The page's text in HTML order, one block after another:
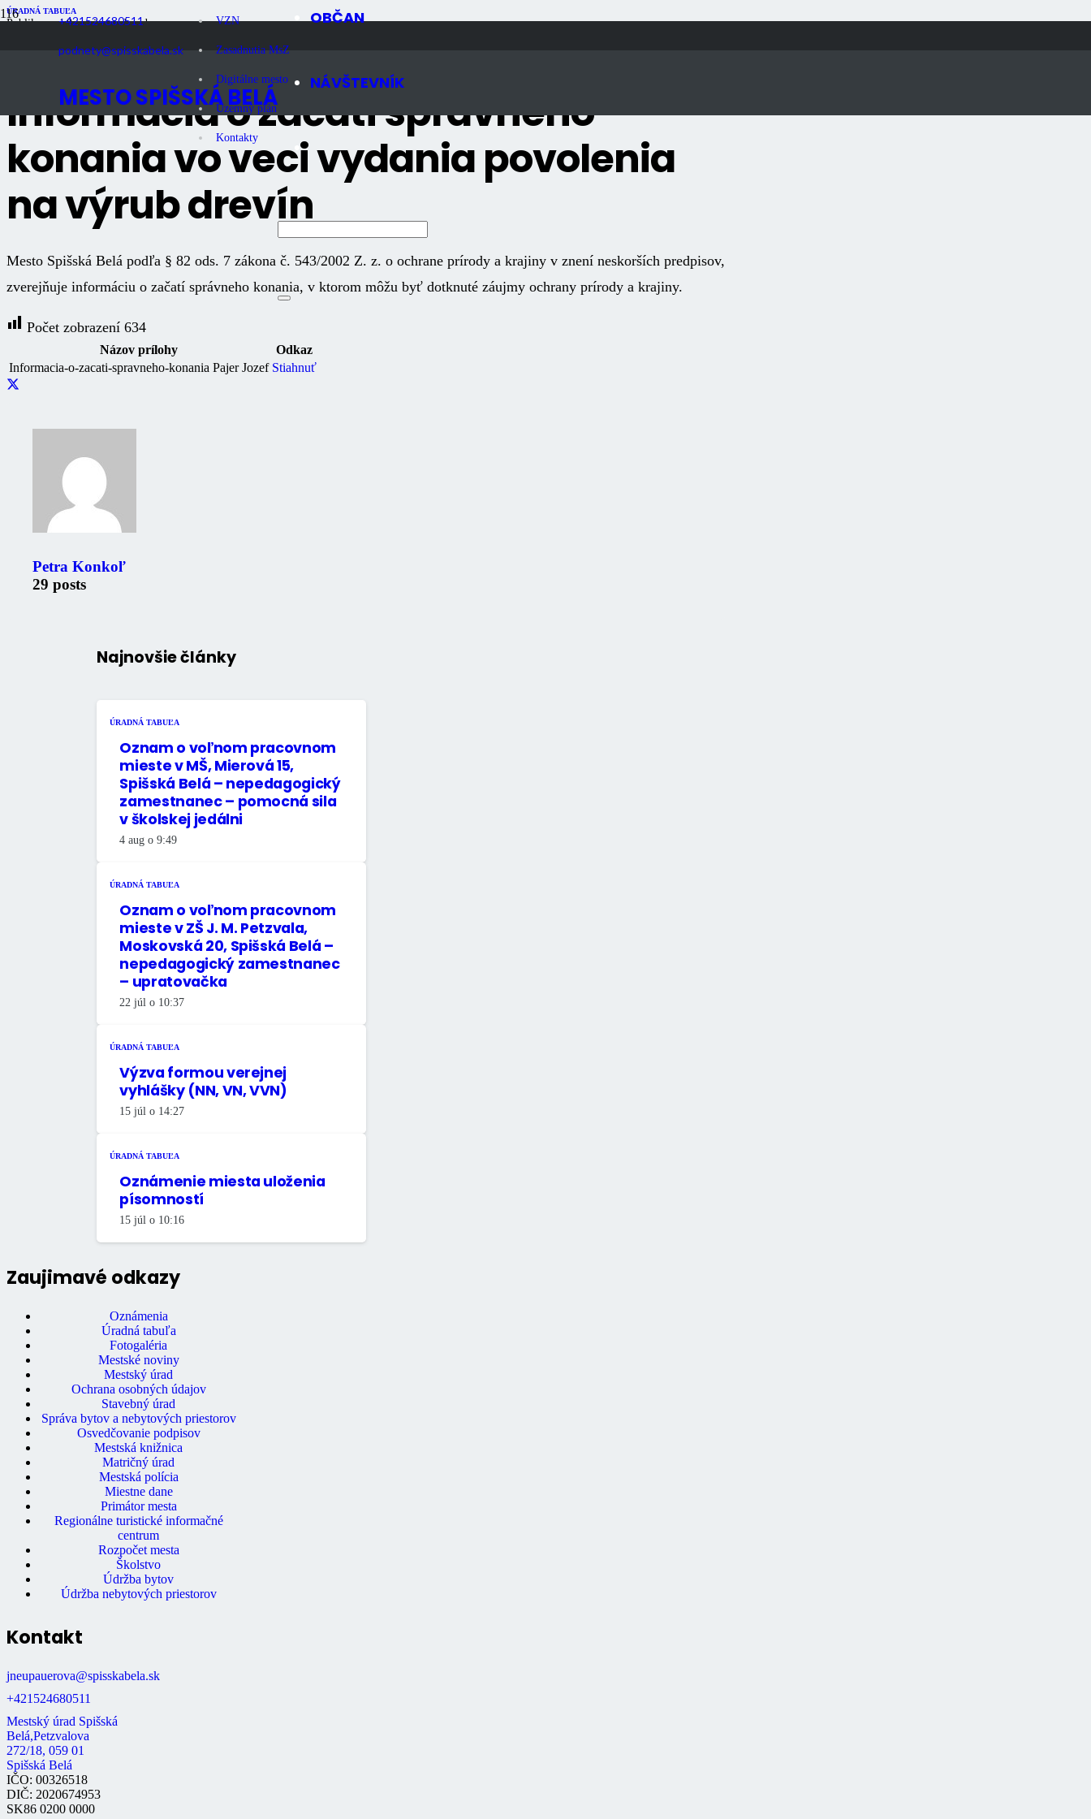
+421524680511
podnety@spisskabela.sk
VZN
Zasadnutia MsZ
Digitálne mesto
Územný plán
Kontakty
MESTO SPIŠSKÁ BELÁ
OBČAN
NÁVŠTEVNÍK
ÚRADNÁ TABUĽA
Publikované8 mesiacov dozadu
Informácia o začatí správneho
konania vo veci vydania povolenia
na výrub drevín
Mesto Spišská Belá podľa § 82 ods. 7 zákona č. 543/2002 Z. z. o ochrane prírody a krajiny v znení neskorších predpisov,
zverejňuje informáciu o začatí správneho konania, v ktorom môžu byť dotknuté záujmy ochrany prírody a krajiny.
Počet zobrazení 634
Názov prílohy
Odkaz
Informacia-o-zacati-spravneho-konania Pajer Jozef Stiahnuť
Petra Konkoľ
29 posts
Najnovšie články
ÚRADNÁ TABUĽA
Oznam o voľnom pracovnom
mieste v MŠ, Mierová 15,
Spišská Belá – nepedagogický
zamestnanec – pomocná sila
v školskej jedálni
4 aug o 9:49
ÚRADNÁ TABUĽA
Oznam o voľnom pracovnom
mieste v ZŠ J. M. Petzvala,
Moskovská 20, Spišská Belá –
nepedagogický zamestnanec
– upratovačka
22 júl o 10:37
ÚRADNÁ TABUĽA
Výzva formou verejnej
vyhlášky (NN, VN, VVN)
15 júl o 14:27
ÚRADNÁ TABUĽA
Oznámenie miesta uloženia
písomností
15 júl o 10:16
Zaujimavé odkazy
Oznámenia
Úradná tabuľa
Fotogaléria
Mestské noviny
Mestský úrad
Ochrana osobných údajov
Stavebný úrad
Správa bytov a nebytových priestorov
Osvedčovanie podpisov
Mestská knižnica
Matričný úrad
Mestská polícia
Miestne dane
Primátor mesta
Regionálne turistické informačné
centrum
Rozpočet mesta
Školstvo
Údržba bytov
Údržba nebytových priestorov
Kontakt
jneupauerova@spisskabela.sk
+421524680511
Mestský úrad Spišská
Belá,Petzvalova
272/18, 059 01
Spišská Belá
IČO: 00326518
DIČ: 2020674953
SK86 0200 0000